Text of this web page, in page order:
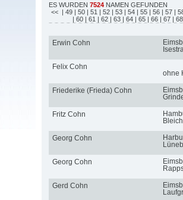
ES WURDEN 7524 NAMEN GEFUNDEN
<< | 49 | 50 | 51 | 52 | 53 | 54 | 55 | 56 | 57 |
| 60 | 61 | 62 | 63 | 64 | 65 | 66 | 67 | 68
Erwin Cohn
Felix Cohn
ohne
Friederike (Frieda) Cohn
Fritz Cohn
Georg Cohn
Georg Cohn
Gerd Cohn